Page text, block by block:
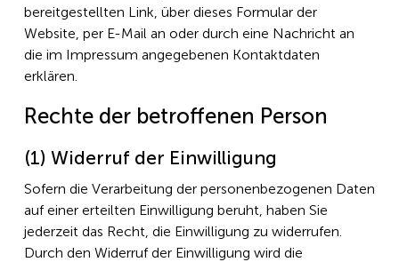
bereitgestellten Link, über dieses Formular der
Website, per E-Mail an oder durch eine Nachricht an
die im Impressum angegebenen Kontaktdaten
erklären.
Rechte der betroffenen Person
(1) Widerruf der Einwilligung
Sofern die Verarbeitung der personenbezogenen Daten
auf einer erteilten Einwilligung beruht, haben Sie
jederzeit das Recht, die Einwilligung zu widerrufen.
Durch den Widerruf der Einwilligung wird die